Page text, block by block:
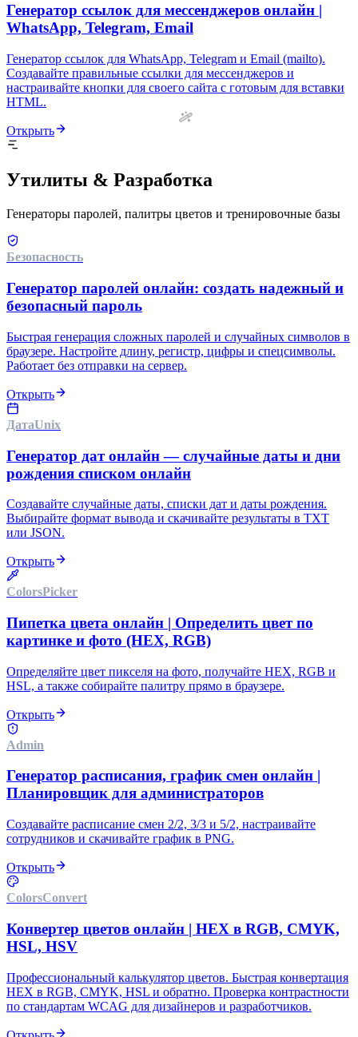
Генератор ссылок для мессенджеров онлайн |
WhatsApp, Telegram, Email
Генератор ссылок для WhatsApp, Telegram и Email (mailto).
Создавайте правильные ссылки для мессенджеров и
настраивайте кнопки для своего сайта с готовым для вставки
HTML.
Открыть
Утилиты & Разработка
Генераторы паролей, палитры цветов и тренировочные базы
Безопасность
Генератор паролей онлайн: создать надежный и
безопасный пароль
Быстрая генерация сложных паролей и случайных символов в
браузере. Настройте длину, регистр, цифры и спецсимволы.
Работает без отправки на сервер.
Открыть
ДатаUnix
Генератор дат онлайн — случайные даты и дни
рождения списком онлайн
Создавайте случайные даты, списки дат и даты рождения.
Выбирайте формат вывода и скачивайте результаты в TXT
или JSON.
Открыть
ColorsPicker
Пипетка цвета онлайн | Определить цвет по
картинке и фото (HEX, RGB)
Определяйте цвет пикселя на фото, получайте HEX, RGB и
HSL, а также собирайте палитру прямо в браузере.
Открыть
Admin
Генератор расписания, график смен онлайн |
Планировщик для администраторов
Создавайте расписание смен 2/2, 3/3 и 5/2, настраивайте
сотрудников и скачивайте график в PNG.
Открыть
ColorsConvert
Конвертер цветов онлайн | HEX в RGB, CMYK,
HSL, HSV
Профессиональный калькулятор цветов. Быстрая конвертация
HEX в RGB, CMYK, HSL и обратно. Проверка контрастности
по стандартам WCAG для дизайнеров и разработчиков.